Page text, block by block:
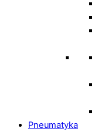
Pneumatyka